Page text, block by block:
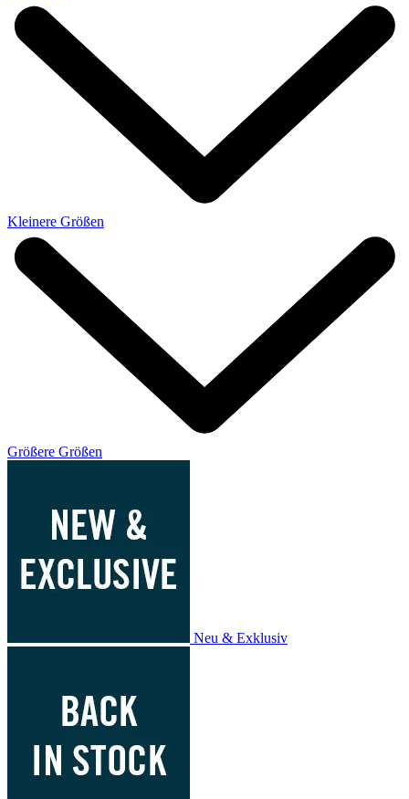
Kleinere Größen
Größere Größen
Neu & Exklusiv